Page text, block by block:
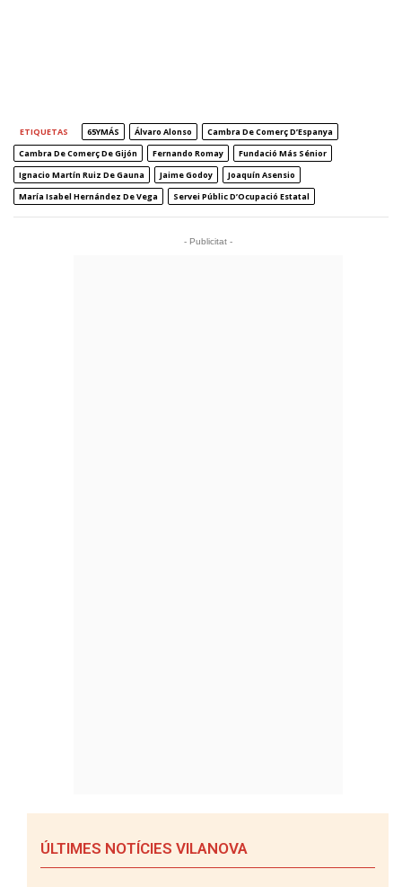
ETIQUETAS 65YMÁS Álvaro Alonso
Cambra De Comerç D’Espanya
Cambra De Comerç De Gijón
Fernando Romay
Fundació Más Sénior
Ignacio Martín Ruiz De Gauna
Jaime Godoy
Joaquín Asensio
María Isabel Hernández De Vega
Servei Públic D’Ocupació Estatal
- Publicitat -
ÚLTIMES NOTÍCIES VILANOVA